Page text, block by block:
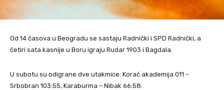
Od 14 časova u Beogradu se sastaju Radnički i SPD Radnički, a
četiri sata kasnije u Boru igraju Rudar 1903 i Bagdala.
U subotu su odigrane dve utakmice: Korać akademija 011 –
Srbobran 103:55, Karaburma – Nibak 66:58.